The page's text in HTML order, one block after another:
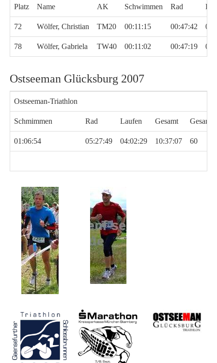
Platz Name AK Schwimmen Rad
72 Wölfer, Christian TM20 00:11:15 00:47:42
78 Wölfer, Gabriela TW40 00:11:02 00:47:19
Ostseeman Glücksburg 2007
Ostseeman-Triathlon
Schmimmen Rad Laufen Gesamt
01:06:54 05:27:49 04:02:29 10:37:07 60